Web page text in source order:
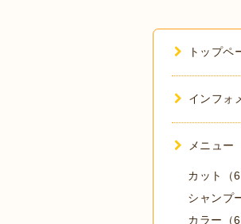
トップペ
インフォ
メニュー
カット（6
シャンプ
カラー（6